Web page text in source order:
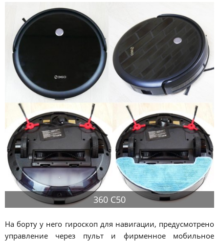
360 C50
На борту у него гироскоп для навигации, предусмотрено
управление через пульт и фирменное мобильное